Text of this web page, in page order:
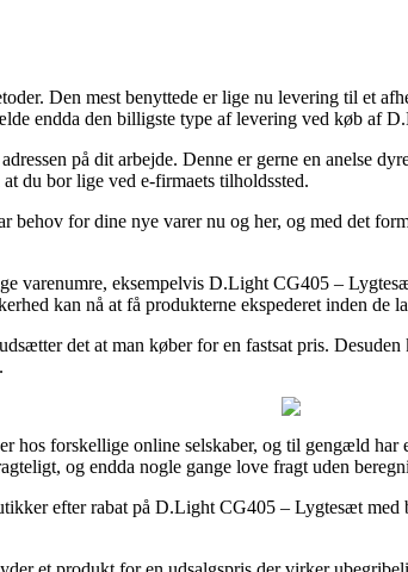
Den mest benyttede er lige nu levering til et
endda den billigste type af levering ved køb
på dit arbejde. Denne er gerne en anelse
du bor lige ved e-firmaets tilholdssted.
for dine nye varer nu og her, og med det
varenumre, eksempelvis D.Light CG405 –
kan nå at få produkterne ekspederet inden de
det at man køber for en fastsat pris.
forskellige online selskaber, og til gengæld
og endda nogle gange love fragt uden
efter rabat på D.Light CG405 – Lygtesæt